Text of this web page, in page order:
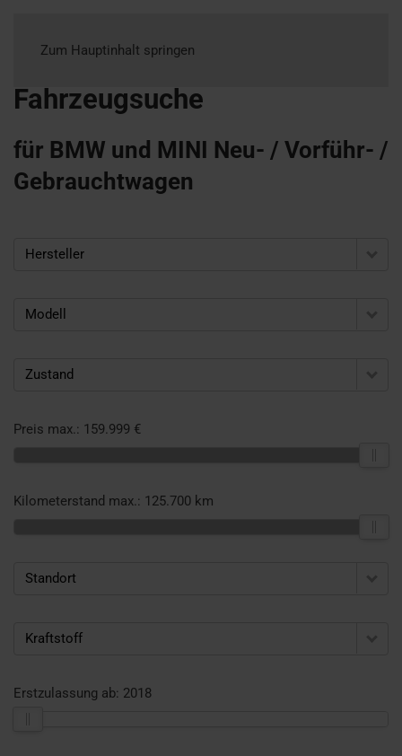
Zum Hauptinhalt springen
Fahrzeugsuche
für BMW und MINI Neu- / Vorführ- /
Gebrauchtwagen
Hersteller
Modell
Zustand
Preis max.: 159.999 €
Kilometerstand max.: 125.700 km
Standort
Kraftstoff
Erstzulassung ab: 2018